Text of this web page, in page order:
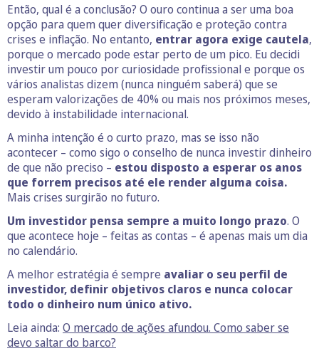
Então, qual é a conclusão? O ouro continua a ser uma boa
opção para quem quer diversificação e proteção contra
crises e inflação. No entanto, entrar agora exige cautela,
porque o mercado pode estar perto de um pico. Eu decidi
investir um pouco por curiosidade profissional e porque os
vários analistas dizem (nunca ninguém saberá) que se
esperam valorizações de 40% ou mais nos próximos meses,
devido à instabilidade internacional.
A minha intenção é o curto prazo, mas se isso não
acontecer – como sigo o conselho de nunca investir dinheiro
de que não preciso – estou disposto a esperar os anos
que forrem precisos até ele render alguma coisa.
Mais crises surgirão no futuro.
Um investidor pensa sempre a muito longo prazo. O
que acontece hoje – feitas as contas – é apenas mais um dia
no calendário.
A melhor estratégia é sempre avaliar o seu perfil de
investidor, definir objetivos claros e nunca colocar
todo o dinheiro num único ativo.
Leia ainda: O mercado de ações afundou. Como saber se
devo saltar do barco?